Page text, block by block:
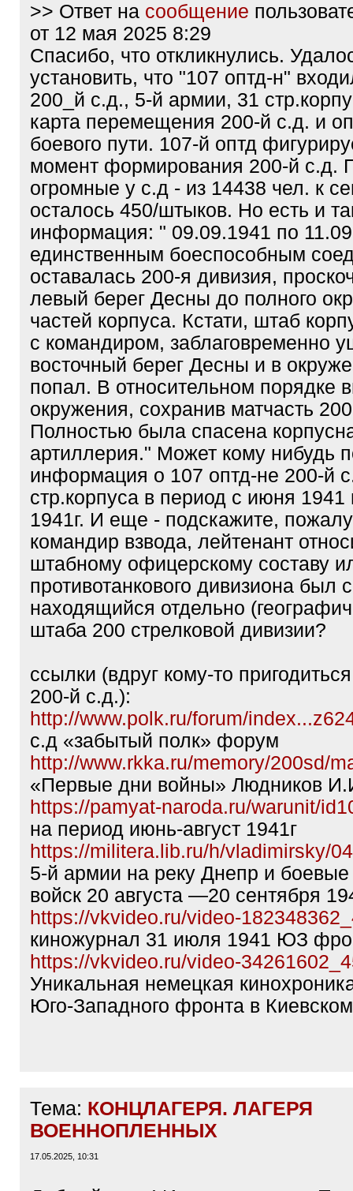
>> Ответ на сообщение
от 12 мая 2025 8:29
Спасибо, что откликнулись.
установить, что "107 оптд-н"
200_й с.д., 5-й армии, 31
карта перемещения 200-й с.д. и
боевого пути. 107-й оптд
момент формирования 200-й с.д.
огромные у с.д - из 14438 чел. к
осталось 450/штыков. Но есть и
информация: " 09.09.1941 по
единственным боеспособным
оставалась 200-я дивизия,
левый берег Десны до полного
частей корпуса. Кстати, штаб
с командиром, заблаговременно
восточный берег Десны и в
попал. В относительном порядке
окружения, сохранив матчасть
Полностью была спасена
артиллерия." Может кому нибудь
информация о 107 оптд-не 200-й
стр.корпуса в период с июня 1941
1941г. И еще - подскажите,
командир взвода, лейтенант
штабному офицерскому составу
противотанкового дивизиона был
находящийся отдельно
штаба 200 стрелковой дивизии?
ссылки (вдруг кому-то
200-й с.д.):
http://www.polk.ru/forum/
с.д «забытый полк» форум
http://www.rkka.ru/memory/200sd/
«Первые дни войны» Людников
https://pamyat-naroda.ru/warunit/
на период июнь-август 1941г
https://militera.lib.ru/h/vladimirsky/
5-й армии на реку Днепр и боевые
войск 20 августа —20 сентября
https://vkvideo.ru/video-
киножурнал 31 июля 1941 ЮЗ
https://vkvideo.ru/video-
Уникальная немецкая
Юго-Западного фронта в
Тема: КОНЦЛАГЕРЯ. ЛАГЕРЯ
ВОЕННОПЛЕННЫХ
17.05.2025, 10:31